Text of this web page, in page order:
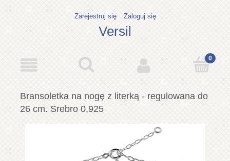
Zarejestruj się Zaloguj się
Versil
Bransoletka na nogę z literką - regulowana do
26 cm. Srebro 0,925